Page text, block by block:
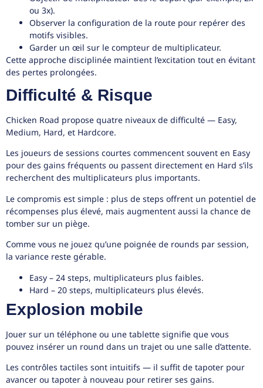
ou 3x).
Observer la configuration de la route pour repérer des
motifs visibles.
Garder un œil sur le compteur de multiplicateur.
Cette approche disciplinée maintient l’excitation tout en évitant
des pertes prolongées.
Difficulté & Risque
Chicken Road propose quatre niveaux de difficulté — Easy,
Medium, Hard, et Hardcore.
Les joueurs de sessions courtes commencent souvent en Easy
pour des gains fréquents ou passent directement en Hard s’ils
recherchent des multiplicateurs plus importants.
Le compromis est simple : plus de steps offrent un potentiel de
récompenses plus élevé, mais augmentent aussi la chance de
tomber sur un piège.
Comme vous ne jouez qu’une poignée de rounds par session,
la variance reste gérable.
Easy – 24 steps, multiplicateurs plus faibles.
Hard – 20 steps, multiplicateurs plus élevés.
Explosion mobile
Jouer sur un téléphone ou une tablette signifie que vous
pouvez insérer un round dans un trajet ou une salle d’attente.
Les contrôles tactiles sont intuitifs — il suffit de tapoter pour
avancer ou tapoter à nouveau pour retirer ses gains.